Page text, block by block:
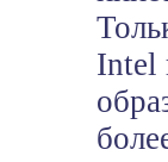
Intel